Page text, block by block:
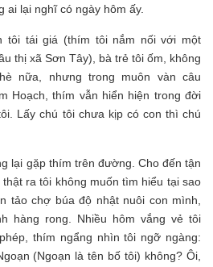
ai lại nghĩ có ngày hôm ấy.
tôi tái giá (thím tôi nắm nối với một
thị xã Sơn Tây), bà trẻ tôi ốm, không
nữa, nhưng trong muôn vàn câu
Hoạch, thím vẫn hiển hiện trong đời
Lấy chú tôi chưa kịp có con thì chú
lại gặp thím trên đường. Cho đến tận
ra tôi không muốn tìm hiểu tại sao
tảo chợ búa độ nhật nuôi con mình,
hàng rong. Nhiều hôm vắng vẻ tôi
thím ngẩng nhìn tôi ngỡ ngàng:
(Ngoạn là tên bố tôi) không? Ôi,